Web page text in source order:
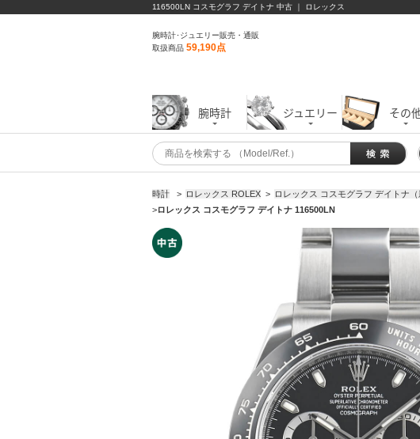
116500LN コスモグラフ デイトナ 中古 ｜ ロレックス
腕時計･ジュエリー販売・通販
取扱商品 59,190点
腕時計 ジュエリー その
時計 > ロレックス ROLEX > ロレックス コスモグラフ デイトナ（
>ロレックス コスモグラフ デイトナ 116500LN